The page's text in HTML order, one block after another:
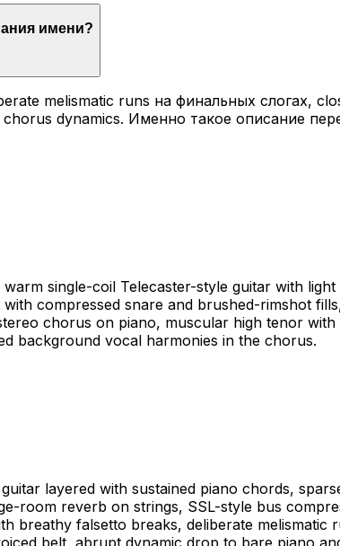
имени?
melismatic runs на финальных слогах,
dynamics. Именно такое описание
single-coil Telecaster-style guitar with
compressed snare and brushed-rimshot
chorus on piano, muscular high tenor
background vocal harmonies in the chorus.
layered with sustained piano chords,
room reverb on strings, SSL-style bus
falsetto breaks, deliberate melismatic